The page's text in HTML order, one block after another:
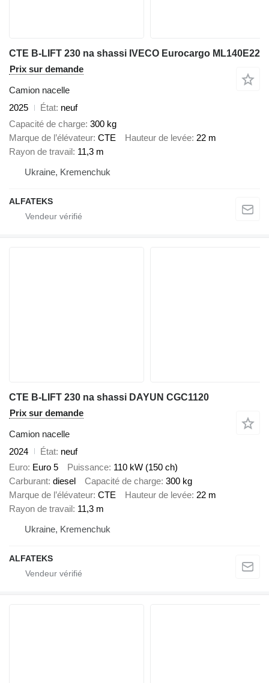
CTE B-LIFT 230 na shassi IVECO Eurocargo ML140E22
Prix sur demande
Camion nacelle
2025
État neuf
Capacité de charge 300 kg
Marque de l’élévateur CTE Hauteur de levée 22 m
Rayon de travail 11,3 m
Ukraine, Kremenchuk
ALFATEKS
CTE B-LIFT 230 na shassi DAYUN CGC1120
Prix sur demande
Camion nacelle
2024
État neuf
Euro Euro 5 Puissance 110 kW (150 ch)
Carburant diesel Capacité de charge 300 kg
Marque de l’élévateur CTE Hauteur de levée 22 m
Rayon de travail 11,3 m
Ukraine, Kremenchuk
ALFATEKS